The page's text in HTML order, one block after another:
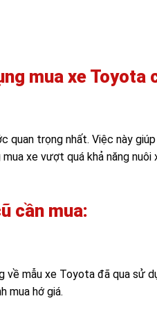
mua xe Toyota
quan trọng nhất. Việc này
xe vượt quá khả năng
cần mua:
mẫu xe Toyota đã qua sử
mua hớ giá.